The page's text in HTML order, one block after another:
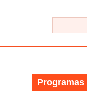
Programas